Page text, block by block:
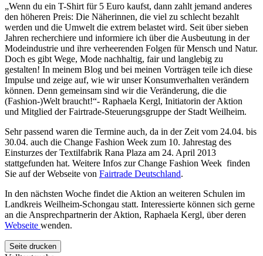
„Wenn du ein T-Shirt für 5 Euro kaufst, dann zahlt jemand anderes
den höheren Preis: Die Näherinnen, die viel zu schlecht bezahlt
werden und die Umwelt die extrem belastet wird. Seit über sieben
Jahren recherchiere und informiere ich über die Ausbeutung in der
Modeindustrie und ihre verheerenden Folgen für Mensch und Natur.
Doch es gibt Wege, Mode nachhaltig, fair und langlebig zu
gestalten! In meinem Blog und bei meinen Vorträgen teile ich diese
Impulse und zeige auf, wie wir unser Konsumverhalten verändern
können. Denn gemeinsam sind wir die Veränderung, die die
(Fashion-)Welt braucht!“- Raphaela Kergl, Initiatorin der Aktion
und Mitglied derFairtrade-Steuerungsgruppe der Stadt Weilheim.
Sehr passend waren die Termine auch, da in der Zeit vom 24.04. bis
30.04. auch die Change Fashion Week zum 10. Jahrestag des
Einsturzes der Textilfabrik Rana Plaza am 24. April 2013
stattgefunden hat. Weitere Infos zurChange Fashion Week finden
Sie auf der Webseite von Fairtrade Deutschland.
In den nächsten Woche findet die Aktion an weiteren Schulen im
Landkreis Weilheim-Schongau statt. Interessierte können sich gerne
an die Ansprechpartnerin der Aktion, Raphaela Kergl, über deren
Webseite wenden.
Seite drucken